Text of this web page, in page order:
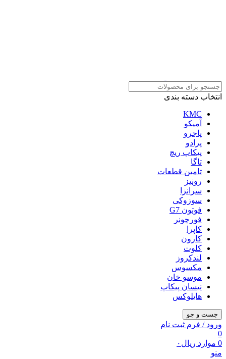
انتخاب دسته بندی
KMC
آمیکو
پاجرو
پرادو
پیکاپ ریچ
تاگا
تامین قطعات
رونیز
سرانزا
سوزوکی
فوتون G7
فورچونر
کاپرا
کارون
کلوت
لندکروز
مکسوس
موسو خان
نیسان پیکاپ
هایلوکس
جست و جو
ورود / فرم ثبت نام
0
0 موارد ریال ۰
منو